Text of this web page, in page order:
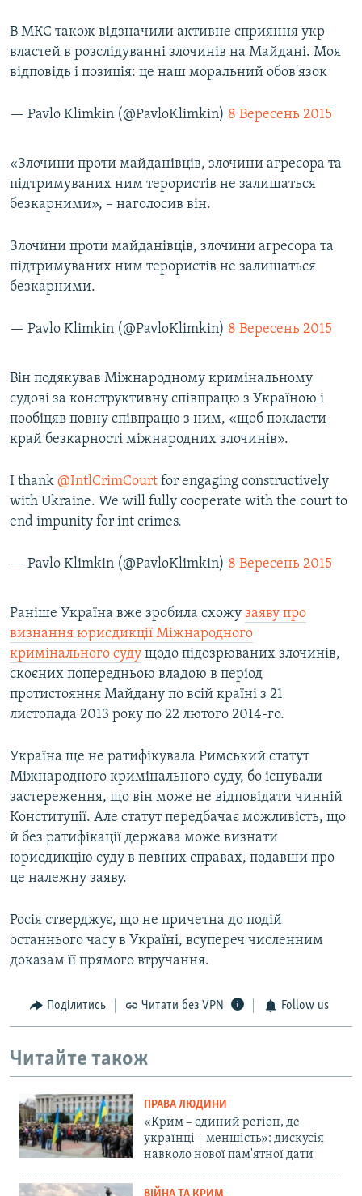
В МКС також відзначили активне сприяння укр
властей в розслідуванні злочинів на Майдані. Моя
відповідь і позиція: це наш моральний обов'язок
— Pavlo Klimkin (@PavloKlimkin) 8 Вересень 2015
«Злочини проти майданівців, злочини агресора та
підтримуваних ним терористів не залишаться
безкарними», – наголосив він.
Злочини проти майданівців, злочини агресора та
підтримуваних ним терористів не залишаться
безкарними.
— Pavlo Klimkin (@PavloKlimkin) 8 Вересень 2015
Він подякував Міжнародному кримінальному
судові за конструктивну співпрацю з Україною і
пообіцяв повну співпрацю з ним, «щоб покласти
край безкарності міжнародних злочинів».
I thank @IntlCrimCourt for engaging constructively
with Ukraine. We will fully cooperate with the court to
end impunity for int crimes.
— Pavlo Klimkin (@PavloKlimkin) 8 Вересень 2015
Раніше Україна вже зробила схожу заяву про
визнання юрисдикції Міжнародного
кримінального суду щодо підозрюваних злочинів,
скоєних попередньою владою в період
протистояння Майдану по всій країні з 21
листопада 2013 року по 22 лютого 2014-го.
Україна ще не ратифікувала Римський статут
Міжнародного кримінального суду, бо існували
застереження, що він може не відповідати чинній
Конституції. Але статут передбачає можливість, що
й без ратифікації держава може визнати
юрисдикцію суду в певних справах, подавши про
це належну заяву.
Росія стверджує, що не причетна до подій
останнього часу в Україні, всупереч численним
доказам її прямого втручання.
Поділитись Читати без VPN Follow us
Читайте також
ПРАВА ЛЮДИНИ
«Крим – єдиний регіон, де
українці – меншість»: дискусія
навколо нової пам'ятної дати